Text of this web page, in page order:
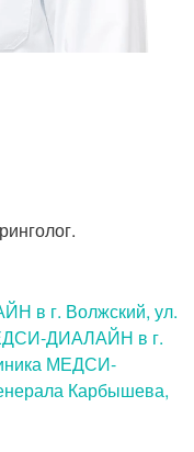
в г. Волжский, ул.
ДИАЛАЙН в г.
МЕДСИ-
Карбышева,